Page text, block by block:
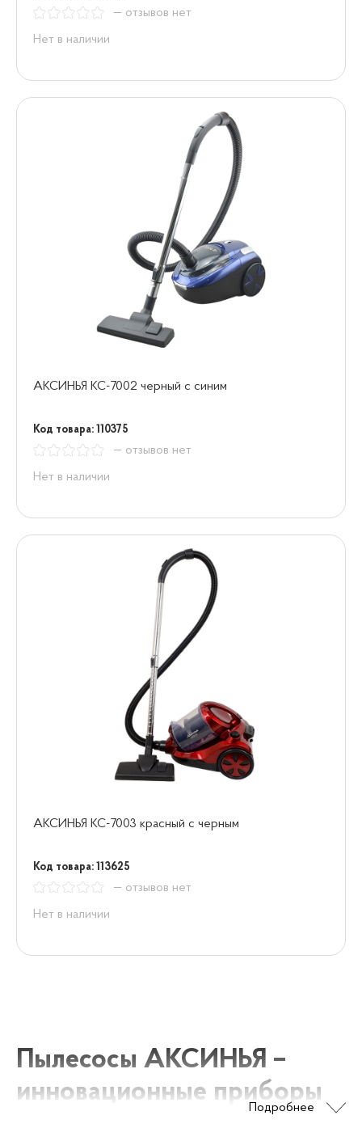
— отзывов нет
Нет в наличии
АКСИНЬЯ КС-7002 черный с синим
Код товара: 110375
— отзывов нет
Нет в наличии
АКСИНЬЯ КС-7003 красный с черным
Код товара: 113625
— отзывов нет
Нет в наличии
Подробнее
Пылесосы АКСИНЬЯ –
инновационные приборы